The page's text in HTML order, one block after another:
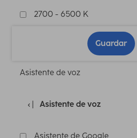
2700 - 6500 K
Guardar
Asistente de voz
Asistente de voz
Asistente de Google